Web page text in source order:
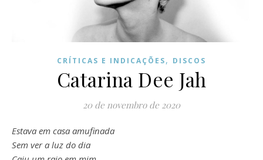
CRÍTICAS E INDICAÇÕES, DISCOS
Catarina Dee Jah
20 de novembro de 2020
Estava em casa amufinada
Sem ver a luz do dia